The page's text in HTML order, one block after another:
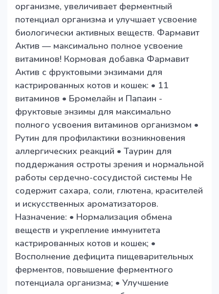
организме, увеличивает ферментный
потенциал организма и улучшает усвоение
биологически активных веществ. Фармавит
Актив — максимально полное усвоение
витаминов! Кормовая добавка Фармавит
Актив с фруктовыми энзимами для
кастрированных котов и кошек: • 11
витаминов • Бромелайн и Папаин -
фруктовые энзимы для максимально
полного усвоения витаминов организмом •
Рутин для профилактики возникновения
аллергических реакций • Таурин для
поддержания остроты зрения и нормальной
работы сердечно-сосудистой системы Не
содержит сахара, соли, глютена, красителей
и искусственных ароматизаторов.
Назначение: • Нормализация обмена
веществ и укрепление иммунитета
кастрированных котов и кошек; •
Восполнение дефицита пищеварительных
ферментов, повышение ферментного
потенциала организма; • Улучшение